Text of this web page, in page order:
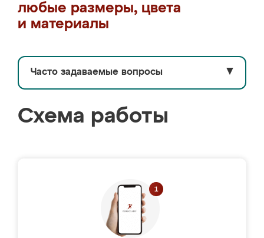
любые размеры, цвета
и материалы
Часто задаваемые вопросы ▼
Схема работы